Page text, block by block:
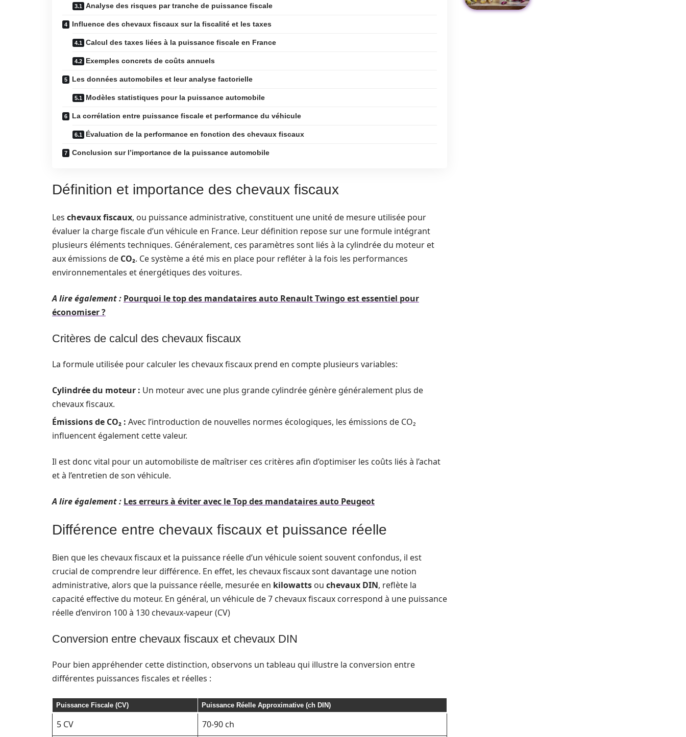
Analyse des risques par tranche de puissance fiscale
Influence des chevaux fiscaux sur la fiscalité et les taxes
Calcul des taxes liées à la puissance fiscale en France
Exemples concrets de coûts annuels
Les données automobiles et leur analyse factorielle
Modèles statistiques pour la puissance automobile
La corrélation entre puissance fiscale et performance du véhicule
Évaluation de la performance en fonction des chevaux fiscaux
Conclusion sur l’importance de la puissance automobile
Définition et importance des chevaux fiscaux
Les chevaux fiscaux, ou puissance administrative, constituent une unité de mesure utilisée pour
évaluer la charge fiscale d’un véhicule en France. Leur définition repose sur une formule intégrant
plusieurs éléments techniques. Généralement, ces paramètres sont liés à la cylindrée du moteur et
aux émissions de CO₂. Ce système a été mis en place pour refléter à la fois les performances
environnementales et énergétiques des voitures.
A lire également : Pourquoi le top des mandataires auto Renault Twingo est essentiel pour
économiser ?
Critères de calcul des chevaux fiscaux
La formule utilisée pour calculer les chevaux fiscaux prend en compte plusieurs variables:
Cylindrée du moteur : Un moteur avec une plus grande cylindrée génère généralement plus de
chevaux fiscaux.
Émissions de CO₂ : Avec l’introduction de nouvelles normes écologiques, les émissions de CO₂
influencent également cette valeur.
Il est donc vital pour un automobiliste de maîtriser ces critères afin d’optimiser les coûts liés à l’achat
et à l’entretien de son véhicule.
A lire également : Les erreurs à éviter avec le Top des mandataires auto Peugeot
Différence entre chevaux fiscaux et puissance réelle
Bien que les chevaux fiscaux et la puissance réelle d’un véhicule soient souvent confondus, il est
crucial de comprendre leur différence. En effet, les chevaux fiscaux sont davantage une notion
administrative, alors que la puissance réelle, mesurée en kilowatts ou chevaux DIN, reflète la
capacité effective du moteur. En général, un véhicule de 7 chevaux fiscaux correspond à une puissance
réelle d’environ 100 à 130 chevaux-vapeur (CV)
Conversion entre chevaux fiscaux et chevaux DIN
Pour bien appréhender cette distinction, observons un tableau qui illustre la conversion entre
différentes puissances fiscales et réelles :
Puissance Fiscale (CV) Puissance Réelle Approximative (ch DIN)
5 CV
70-90 ch